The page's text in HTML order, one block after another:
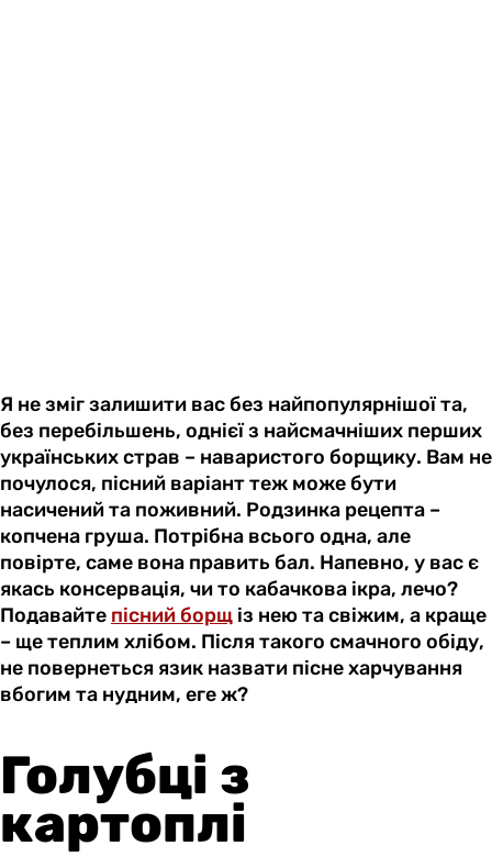
Я не зміг залишити вас без найпопулярнішої та,
без перебільшень, однієї з найсмачніших перших
українських страв – наваристого борщику. Вам не
почулося, пісний варіант теж може бути
насичений та поживний. Родзинка рецепта –
копчена груша. Потрібна всього одна, але
повірте, саме вона править бал. Напевно, у вас є
якась консервація, чи то кабачкова ікра, лечо?
Подавайте пісний борщ із нею та свіжим, а краще
– ще теплим хлібом. Після такого смачного обіду,
не повернеться язик назвати пісне харчування
вбогим та нудним, еге ж?
Голубці з
картоплі